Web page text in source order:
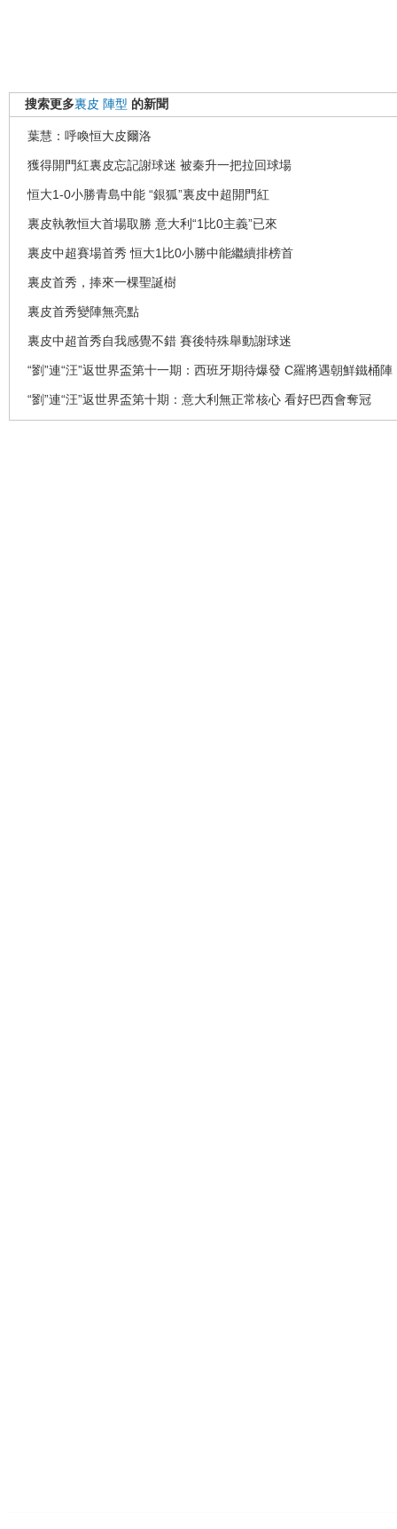
搜索更多裏皮 陣型 的新聞
葉慧：呼喚恒大皮爾洛
獲得開門紅裏皮忘記謝球迷 被秦升一把拉回球場
恒大1-0小勝青島中能 “銀狐”裏皮中超開門紅
裏皮執教恒大首場取勝 意大利“1比0主義”已來
裏皮中超賽場首秀 恒大1比0小勝中能繼續排榜首
裏皮首秀，捧來一棵聖誕樹
裏皮首秀變陣無亮點
裏皮中超首秀自我感覺不錯 賽後特殊舉動謝球迷
“劉”連“汪”返世界盃第十一期：西班牙期待爆發 C羅將遇朝鮮鐵桶陣
“劉”連“汪”返世界盃第十期：意大利無正常核心 看好巴西會奪冠